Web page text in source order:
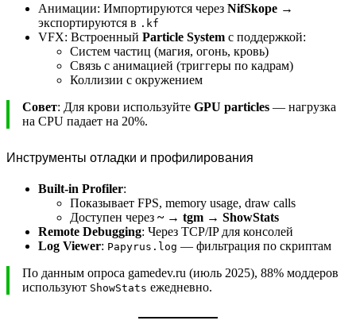
Анимации: Импортируются через NifSkope →
экспортируются в .kf
VFX: Встроенный Particle System с поддержкой:
Систем частиц (магия, огонь, кровь)
Связь с анимацией (триггеры по кадрам)
Коллизии с окружением
Совет: Для крови используйте GPU particles — нагрузка
на CPU падает на 20%.
Инструменты отладки и профилирования
Built-in Profiler:
Показывает FPS, memory usage, draw calls
Доступен через ~ → tgm → ShowStats
Remote Debugging: Через TCP/IP для консолей
Log Viewer: Papyrus.log — фильтрация по скриптам
По данным опроса gamedev.ru (июль 2025), 88% моддеров
используют ShowStats ежедневно.